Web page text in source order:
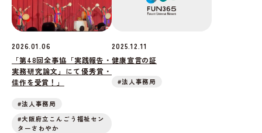
2026.01.06
「第48回全事協「実践報告・
実務研究論文」にて優秀賞・
佳作を受賞！」
#法人事務局
#大阪府立こんごう福祉セン
ターさわやか
2025.12.11
健康宣言の証
#法人事務局